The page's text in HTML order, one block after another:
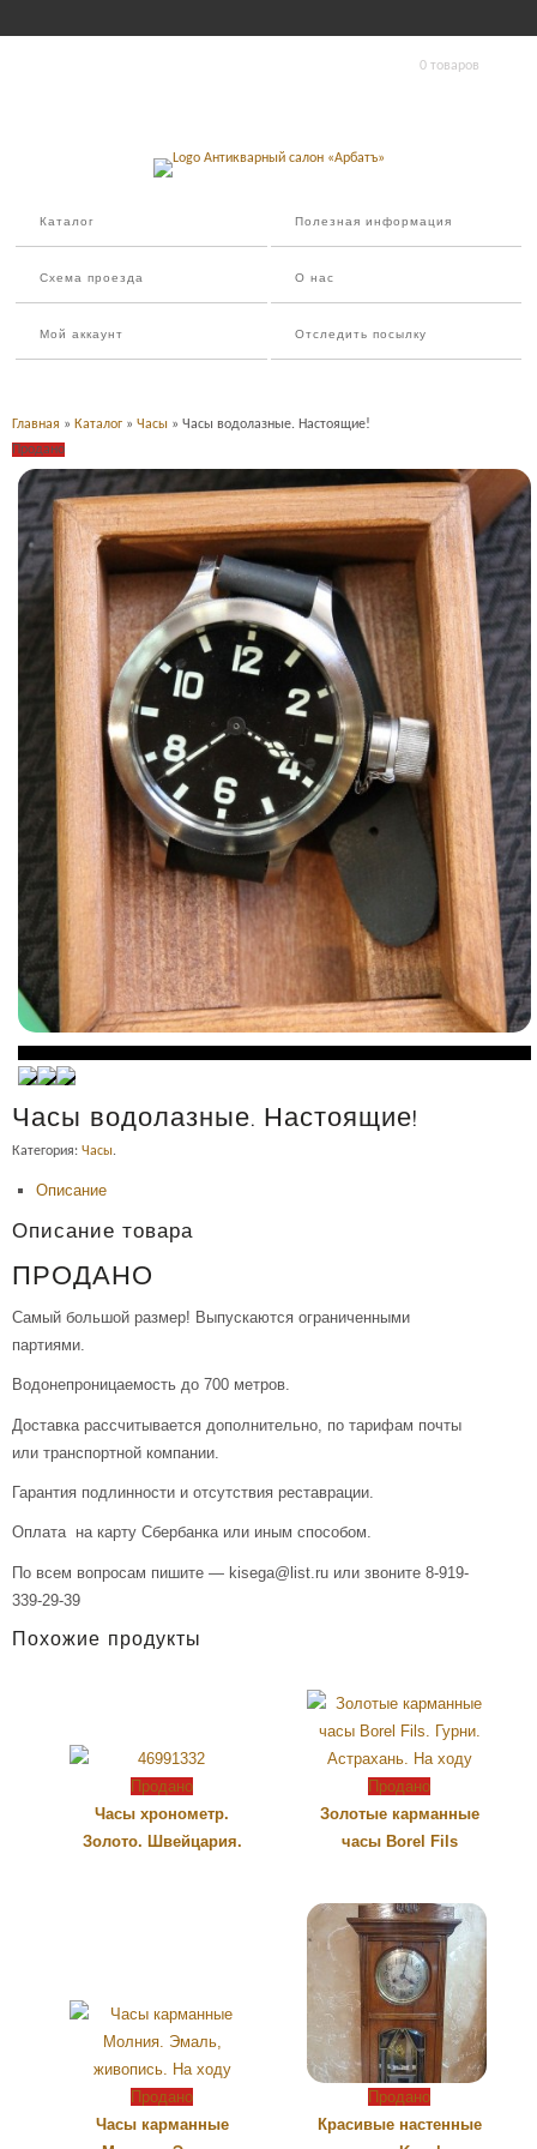
0 товаров
Каталог Полезная информация
Схема проезда О нас
Мой аккаунт Отследить посылку
Главная » Каталог » Часы » Часы водолазные. Настоящие!
Продано
Часы водолазные. Настоящие!
Категория: Часы.
Описание
Описание товара
ПРОДАНО
Самый большой размер! Выпускаются ограниченными
партиями.
Водонепроницаемость до 700 метров.
Доставка рассчитывается дополнительно, по тарифам почты
или транспортной компании.
Гарантия подлинности и отсутствия реставрации.
Оплата на карту Сбербанка или иным способом.
По всем вопросам пишите — kisega@list.ru или звоните 8-919-
339-29-39
Похожие продукты
Продано
Часы хронометр.
Золото. Швейцария.
Продано
Золотые карманные
часы Borel Fils
Продано
Часы карманные
Продано
Красивые настенные